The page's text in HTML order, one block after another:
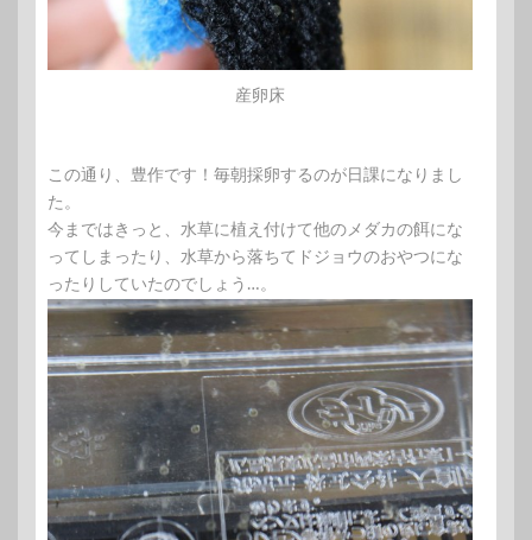
産卵床
この通り、豊作です！毎朝採卵するのが日課になりまし
た。
今まではきっと、水草に植え付けて他のメダカの餌にな
ってしまったり、水草から落ちてドジョウのおやつにな
ったりしていたのでしょう…。